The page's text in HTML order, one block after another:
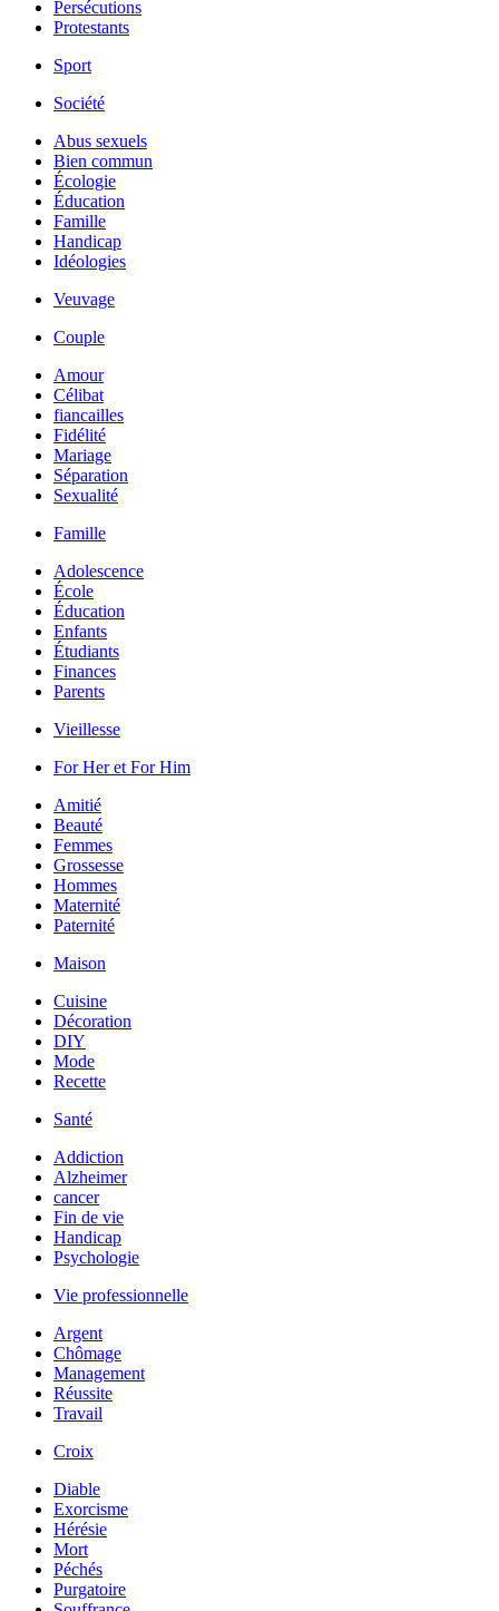
Persécutions
Protestants
Sport
Société
Abus sexuels
Bien commun
Écologie
Éducation
Famille
Handicap
Idéologies
Veuvage
Couple
Amour
Célibat
fiancailles
Fidélité
Mariage
Séparation
Sexualité
Famille
Adolescence
École
Éducation
Enfants
Étudiants
Finances
Parents
Vieillesse
For Her et For Him
Amitié
Beauté
Femmes
Grossesse
Hommes
Maternité
Paternité
Maison
Cuisine
Décoration
DIY
Mode
Recette
Santé
Addiction
Alzheimer
cancer
Fin de vie
Handicap
Psychologie
Vie professionnelle
Argent
Chômage
Management
Réussite
Travail
Croix
Diable
Exorcisme
Hérésie
Mort
Péchés
Purgatoire